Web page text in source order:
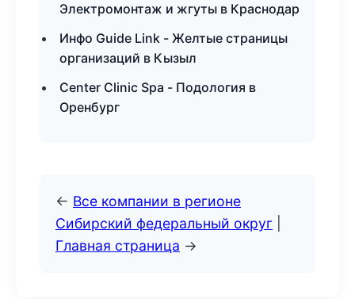
Электромонтаж и жгуты в Краснодар
Инфо Guide Link - Желтые страницы
организаций в Кызыл
Center Clinic Spa - Подология в
Оренбург
← Все компании в регионе
Сибирский федеральный округ
Главная страница →